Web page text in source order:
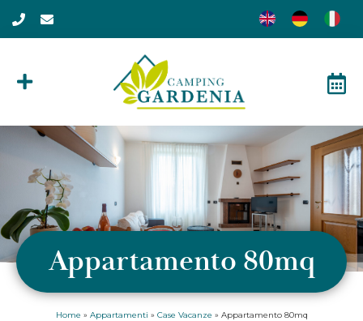
Appartamento 80mq
Home » Appartamenti » Case Vacanze » Appartamento 80mq